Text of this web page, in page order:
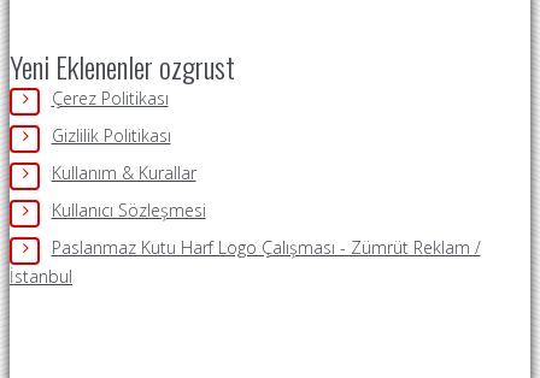
Yeni Eklenenler ozgrust
Çerez Politikası
Gizlilik Politikası
Kullanım & Kurallar
Kullanıcı Sözleşmesi
Paslanmaz Kutu Harf Logo Çalışması - Zümrüt Reklam /
İstanbul